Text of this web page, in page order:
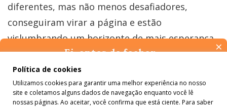
diferentes, mas não menos desafiadores,
conseguiram virar a página e estão
vislumbrando um horizonte de mais esperança.
As mudanças acontecem para melhor quando
despertamos da letargia e vivemos os nossos
sonhos acordados.
Política de cookies
Utilizamos cookies para garantir uma melhor experiência no nosso
site e coletamos alguns dados de navegação enquanto você lê
nossas páginas. Ao aceitar, você confirma que está ciente. Para saber
×
Ei, antes de fechar…
Pense na importância de manter-se informado(a). Quer ter
colunistas e reportagens especiais? Receba a nossa newsletter.
É de graça :)